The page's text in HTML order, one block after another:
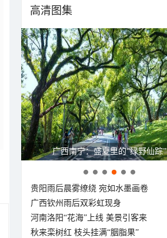
高清图集
广西南宁：盛夏里的“绿野仙踪”
贵阳雨后晨雾缭绕 宛如水墨画卷
广西钦州雨后双彩虹现身
河南洛阳“花海”上线 美景引客来
秋来栾树红 枝头挂满“胭脂果”